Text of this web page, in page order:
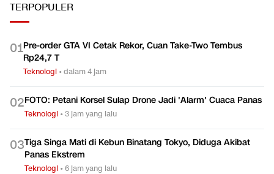
TERPOPULER
01Pre-order GTA VI Cetak Rekor, Cuan Take-Two Tembus
Rp24,7 T
Teknologi •dalam 4 jam
02FOTO: Petani Korsel Sulap Drone Jadi 'Alarm' Cuaca Panas
Teknologi •3 jam yang lalu
03Tiga Singa Mati di Kebun Binatang Tokyo, Diduga Akibat
Panas Ekstrem
Teknologi •6 jam yang lalu